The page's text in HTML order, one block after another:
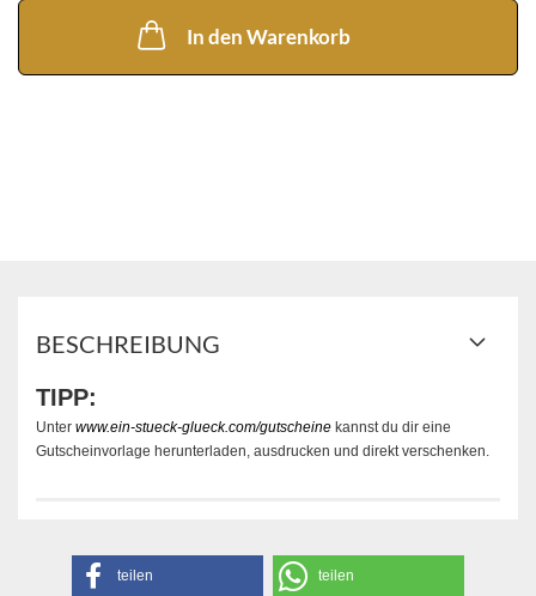
In den Warenkorb
BESCHREIBUNG
TIPP:
Unter www.ein-stueck-glueck.com/gutscheine kannst du dir eine
Gutscheinvorlage herunterladen, ausdrucken und direkt verschenken.
teilen teilen